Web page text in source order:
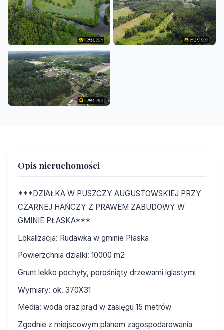
Opis nieruchomości
***DZIAŁKA W PUSZCZY AUGUSTOWSKIEJ PRZY
CZARNEJ HAŃCZY Z PRAWEM ZABUDOWY W
GMINIE PŁASKA***
Lokalizacja: Rudawka w gminie Płaska
Powierzchnia działki: 10000 m2
Grunt lekko pochyły, porośnięty drzewami iglastymi
Wymiary: ok. 370X31
Media: woda oraz prąd w zasięgu 15 metrów
Zgodnie z miejscowym planem zagospodarowania